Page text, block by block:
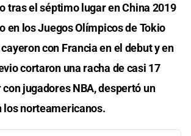
tras el séptimo lugar en China 2019
en los Juegos Olímpicos de Tokio
con Francia en el debut y en
cortaron una racha de casi 17
jugadores NBA, despertó un
los norteamericanos.